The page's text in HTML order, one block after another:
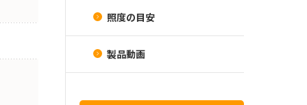
照度の目安
製品動画